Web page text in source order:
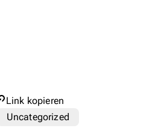
Link kopieren
Uncategorized